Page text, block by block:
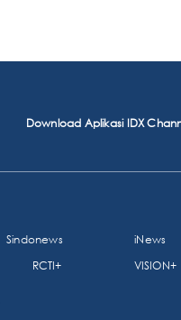
Download Aplikasi IDX
Sindonews iNews
RCTI+ VISION+